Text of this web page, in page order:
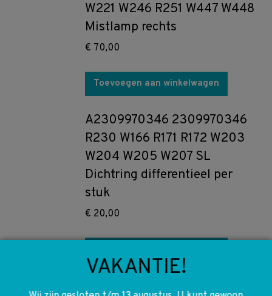
W221 W246 R251 W447 W448
Mistlamp rechts
€ 70,00
Toevoegen aan winkelwagen
A2309970346 2309970346
R230 W166 R171 R172 W203
W204 W205 W207 SL
Dichtring differentieel per
stuk
€ 20,00
VAKANTIE!